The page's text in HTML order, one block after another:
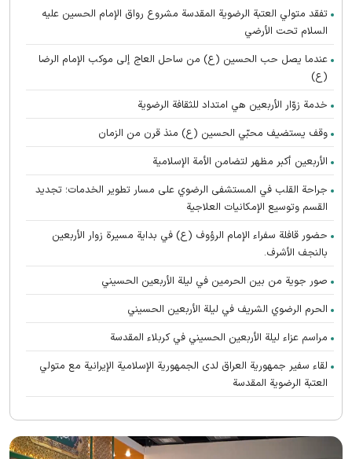
تفقد متولي العتبة الرضوية المقدسة مشروع رواق الإمام الحسين عليه
السلام تحت الأرضي
عندما يصل حب الحسين (ع) من ساحل العاج إلى موكب الإمام الرضا
(ع)
خدمة زوّار الأربعين هي امتداد للثقافة الرضوية
وقف يستضيف محبّي الحسين (ع) منذ قرن من الزمان
الأربعين أكبر مظهر لتضامن الأمة الإسلامية
جراحة القلب في المستشفى الرضوي على مسار تطوير الخدمات؛ تجديد
القسم وتوسيع الإمكانيات العلاجية
حضور قافلة سفراء الإمام الرؤوف (ع) في بدایة مسيرة زوار الأربعين
بالنجف الأشرف.
صور جوية من بين الحرمين في ليلة الأربعين الحسيني
الحرم الرضوي الشریف في ليلة الأربعين الحسيني
مراسم عزاء ليلة الأربعين الحسيني في كربلاء المقدسة
لقاء سفير جمهورية العراق لدى الجمهورية الإسلامية الإيرانية مع متولي
العتبة الرضوية المقدسة